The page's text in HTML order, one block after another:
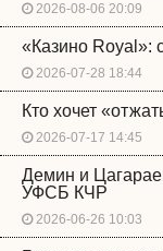
2026-08-06 20:09
«Казино Royal»:
2026-07-28 18:44
Кто хочет
2026-07-17 14:45
Демин и
УФСБ КЧР
2026-06-26 10:03